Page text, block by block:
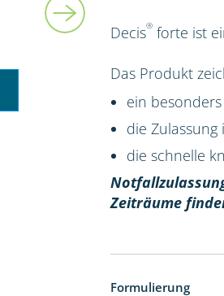
Decis® forte ist
Das Produkt
ein
die
die schnelle
Zeiträume
Formulierung